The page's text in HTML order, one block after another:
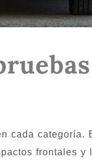
cada categoría.
frontales y